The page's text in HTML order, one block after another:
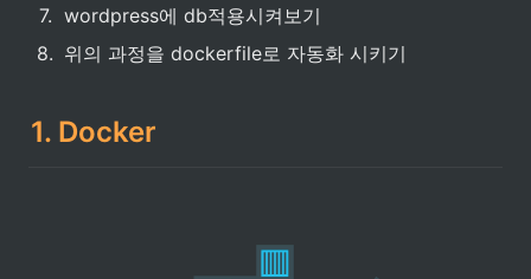
7. wordpress에 db적용시켜보기
8. 위의 과정을 dockerfile로 자동화 시키기
1. Docker